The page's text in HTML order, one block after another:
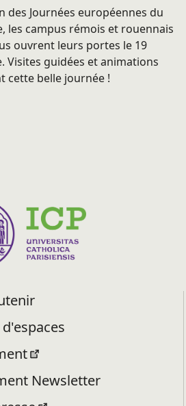
des Journées européennes du
les campus rémois et rouennais
ouvrent leurs portes le 19
Visites guidées et animations
cette belle journée !
Newsletter